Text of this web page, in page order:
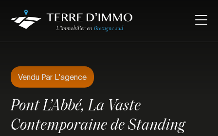
Vendu Par L'agence
Pont L’Abbé, La Vaste
Contemporaine de Standing